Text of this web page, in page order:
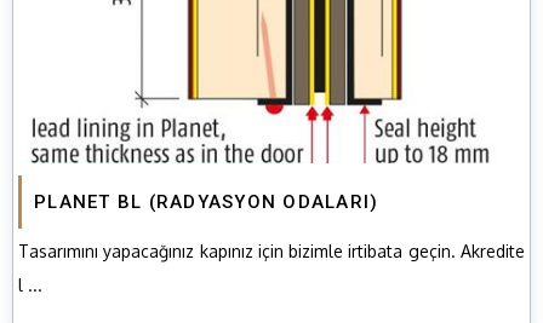
PLANET BL (RADYASYON ODALARI)
Tasarımını yapacağınız kapınız için bizimle irtibata geçin. Akredite
l ...